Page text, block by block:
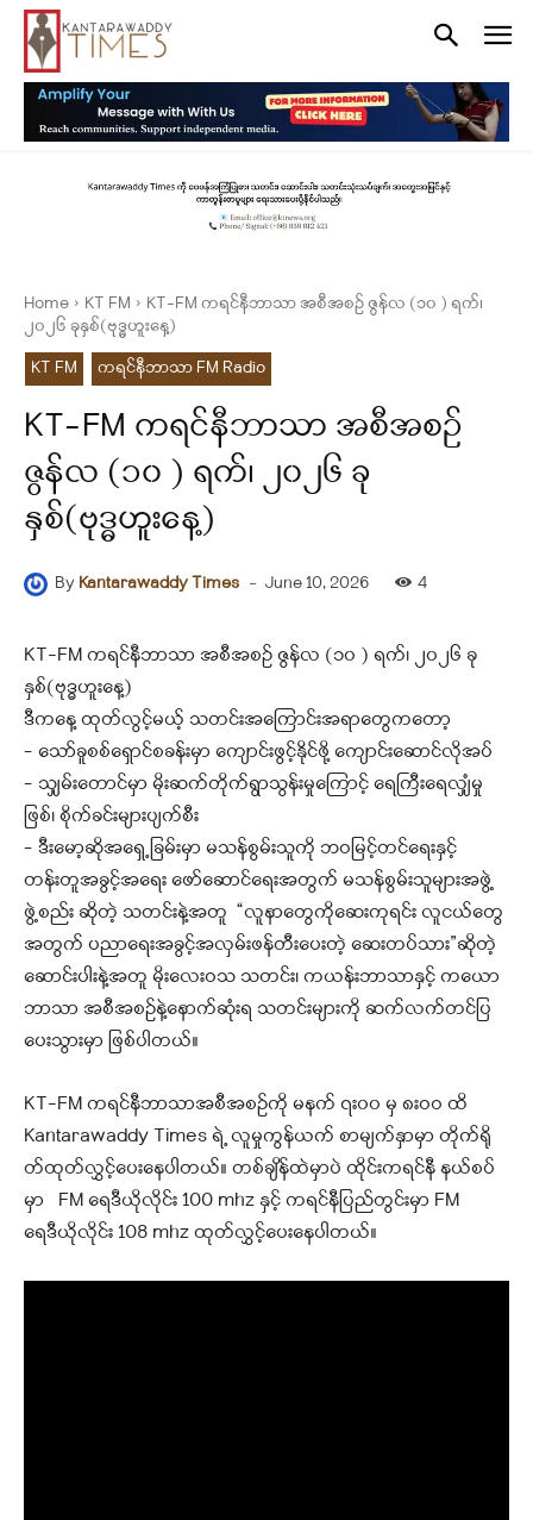
Home KT FM
KT-FM ကရင်နီဘာသာ အစီအစဉ် ဇွန်လ (၁၀ ) ရက်၊
၂၀၂၆ ခုနှစ်(ဗုဒ္ဓဟူးနေ့)
KT FM
ကရင်နီဘာသာ FM Radio
KT-FM ကရင်နီဘာသာ အစီအစဉ်
ဇွန်လ (၁၀ ) ရက်၊ ၂၀၂၆ ခု
နှစ်(ဗုဒ္ဓဟူးနေ့)
By Kantarawaddy Times - June 10, 2026 4
KT-FM ကရင်နီဘာသာ အစီအစဉ် ဇွန်လ (၁၀ ) ရက်၊ ၂၀၂၆ ခု
နှစ်(ဗုဒ္ဓဟူးနေ့)
ဒီကနေ့ ထုတ်လွင့်မယ့် သတင်းအကြောင်းအရာတွေကတော့
– သော်ခူစစ်ရှောင်စခန်းမှာ ကျောင်းဖွင့်နိုင်ဖို့ ကျောင်းဆောင်လိုအပ်
– သျှမ်းတောင်မှာ မိုးဆက်တိုက်ရွာသွန်းမှုကြောင့် ရေကြီးရေလျှံမှု
ဖြစ်၊ စိုက်ခင်းများပျက်စီး
– ဒီးမော့ဆိုအရှေ့ခြမ်းမှာ မသန်စွမ်းသူကို ဘဝမြင့်တင်ရေးနှင့်
တန်းတူအခွင့်အရေး ဖော်ဆောင်ရေးအတွက် မသန်စွမ်းသူများအဖွဲ့
ဖွဲ့စည်း ဆိုတဲ့ သတင်းနဲ့အတူ “လူနာတွေကိုဆေးကုရင်း လူငယ်တွေ
အတွက် ပညာရေးအခွင့်အလှမ်းဖန်တီးပေးတဲ့ ဆေးတပ်သား”ဆိုတဲ့
ဆောင်းပါးနဲ့အတူ မိုးလေးဝသ သတင်း၊ ကယန်းဘာသာနှင့် ကယော
ဘာသာ အစီအစဉ်နဲ့နောက်ဆုံးရ သတင်းများကို ဆက်လက်တင်ပြ
ပေးသွားမှာ ဖြစ်ပါတယ်။
KT-FM ကရင်နီဘာသာအစီအစဉ်ကို မနက် ၇း၀၀ မှ ၈းဝဝ ထိ
Kantarawaddy Times ရဲ့ လူမှုကွန်ယက် စာမျက်နှာမှာ တိုက်ရို
တ်ထုတ်လွှင့်ပေးနေပါတယ်။ တစ်ချိန်ထဲမှာပဲ ထိုင်းကရင်နီ နယ်စပ်
မှာ FM ရေဒီယိုလိုင်း 100 mhz နှင့် ကရင်နီပြည်တွင်းမှာ FM
ရေဒီယိုလိုင်း 108 mhz ထုတ်လွှင့်ပေးနေပါတယ်။